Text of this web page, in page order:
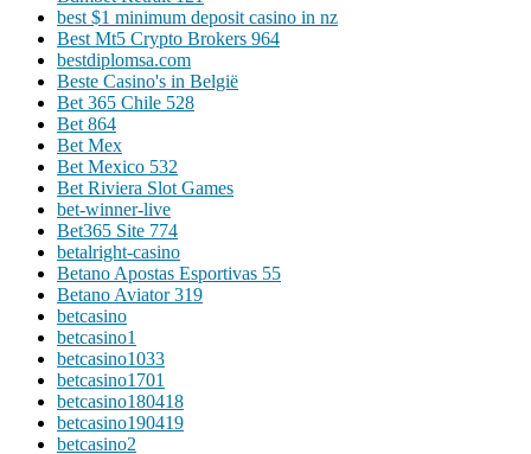
best $1 minimum deposit casino in nz
Best Mt5 Crypto Brokers 964
bestdiplomsa.com
Beste Casino's in België
Bet 365 Chile 528
Bet 864
Bet Mex
Bet Mexico 532
Bet Riviera Slot Games
bet-winner-live
Bet365 Site 774
betalright-casino
Betano Apostas Esportivas 55
Betano Aviator 319
betcasino
betcasino1
betcasino1033
betcasino1701
betcasino180418
betcasino190419
betcasino2